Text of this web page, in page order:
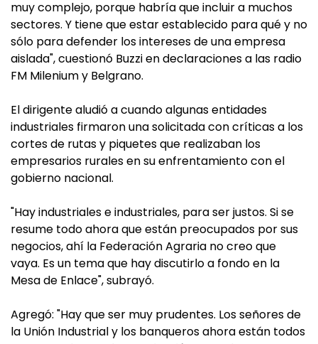
muy complejo, porque habría que incluir a muchos
sectores. Y tiene que estar establecido para qué y no
sólo para defender los intereses de una empresa
aislada", cuestionó Buzzi en declaraciones a las radio
FM Milenium y Belgrano.
El dirigente aludió a cuando algunas entidades
industriales firmaron una solicitada con críticas a los
cortes de rutas y piquetes que realizaban los
empresarios rurales en su enfrentamiento con el
gobierno nacional.
"Hay industriales e industriales, para ser justos. Si se
resume todo ahora que están preocupados por sus
negocios, ahí la Federación Agraria no creo que
vaya. Es un tema que hay discutirlo a fondo en la
Mesa de Enlace", subrayó.
Agregó: "Hay que ser muy prudentes. Los señores de
la Unión Industrial y los banqueros ahora están todos